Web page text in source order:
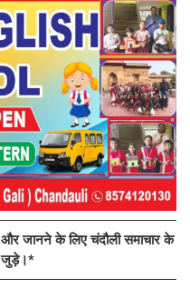
जानने के लिए चंदौली समाचार के